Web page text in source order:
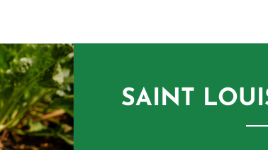
SAINT